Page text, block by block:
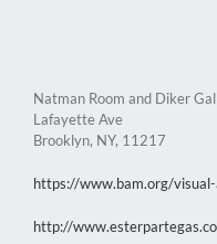
Natman Room and Diker
Lafayette Ave
Brooklyn, NY, 11217
https://www.bam.org/
http://